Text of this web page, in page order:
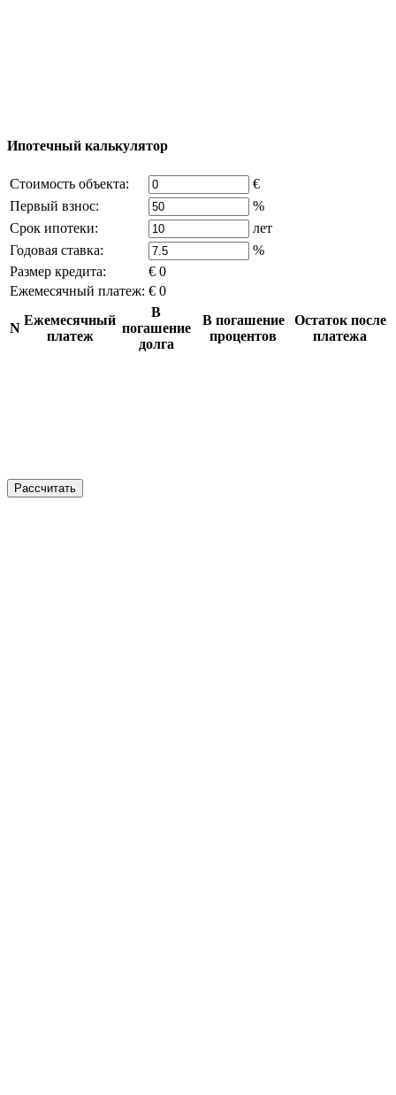
Ипотечный калькулятор
Стоимость объекта:
€
Первый взнос:
%
Срок ипотеки:
лет
Годовая ставка:
%
Размер кредита:
€ 0
Ежемесячный платеж: € 0
N
Ежемесячный
платеж
В
погашение
долга
В погашение
процентов
Остаток после
платежа
Рассчитать